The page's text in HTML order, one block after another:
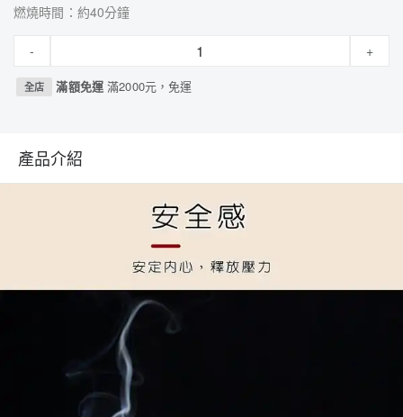
燃燒時間：約40分鐘
- +
全店 滿額免運滿2000元，免運
產品介紹